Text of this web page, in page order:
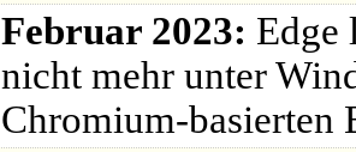
Februar 2023: Edge
nicht mehr unter
Chromium-basierten